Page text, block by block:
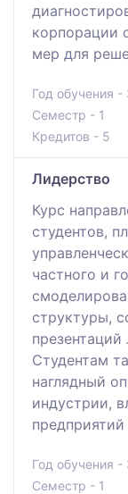
корпорации
мер для
Год обучения -
Семестр - 1
Кредитов - 5
Лидерство
Курс
студентов,
частного и
структуры,
Студентам
наглядный
индустрии,
Год обучения -
Семестр - 1